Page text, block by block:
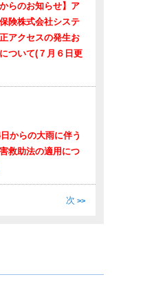
らのお知らせ】ア
険株式会社システ
アクセスの発生お
ついて(７月６日更
からの大雨に伴う
救助法の適用につ
次 >>